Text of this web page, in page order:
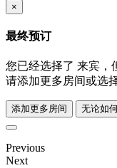
×
最终预订
您已经选择了 来宾，
请添加更多房间或选
添加更多房间 无论如
Previous
Next